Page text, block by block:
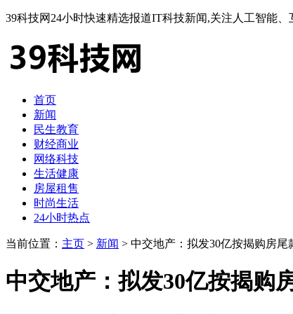
39科技网24小时快速精选报道IT科技新闻,关注人工智能
首页
新闻
民生教育
财经商业
网络科技
生活健康
房屋租售
时尚生活
24小时热点
当前位置： 主页 > 新闻 > 中交地产：拟发30亿按揭购房尾
中交地产：拟发30亿按揭购